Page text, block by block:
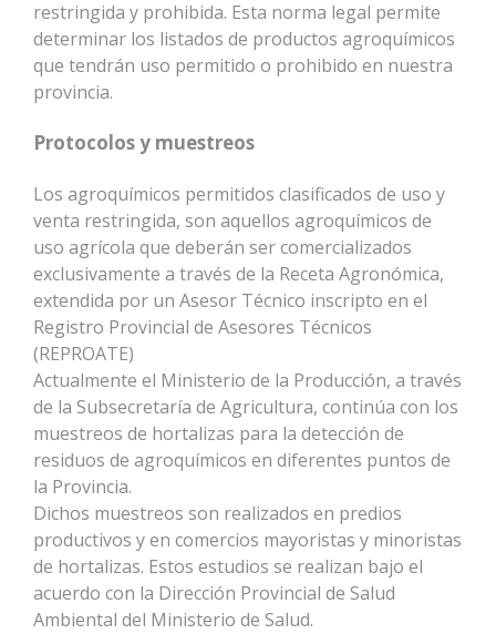
restringida y prohibida. Esta norma legal permite
determinar los listados de productos agroquímicos
que tendrán uso permitido o prohibido en nuestra
provincia.
Protocolos y muestreos
Los agroquímicos permitidos clasificados de uso y
venta restringida, son aquellos agroquímicos de
uso agrícola que deberán ser comercializados
exclusivamente a través de la Receta Agronómica,
extendida por un Asesor Técnico inscripto en el
Registro Provincial de Asesores Técnicos
(REPROATE)
Actualmente el Ministerio de la Producción, a través
de la Subsecretaría de Agricultura, continúa con los
muestreos de hortalizas para la detección de
residuos de agroquímicos en diferentes puntos de
la Provincia.
Dichos muestreos son realizados en predios
productivos y en comercios mayoristas y minoristas
de hortalizas. Estos estudios se realizan bajo el
acuerdo con la Dirección Provincial de Salud
Ambiental del Ministerio de Salud.